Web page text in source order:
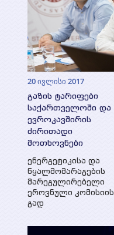
20 ივლისი 2017
გაზის ტარიფები
საქართველოში და
ევროკავშირის
ძირითადი
მოთხოვნები
ენერგეტიკისა და
წყალმომარაგების
მარეგულირებელი
ეროვნული კომისიის
გად